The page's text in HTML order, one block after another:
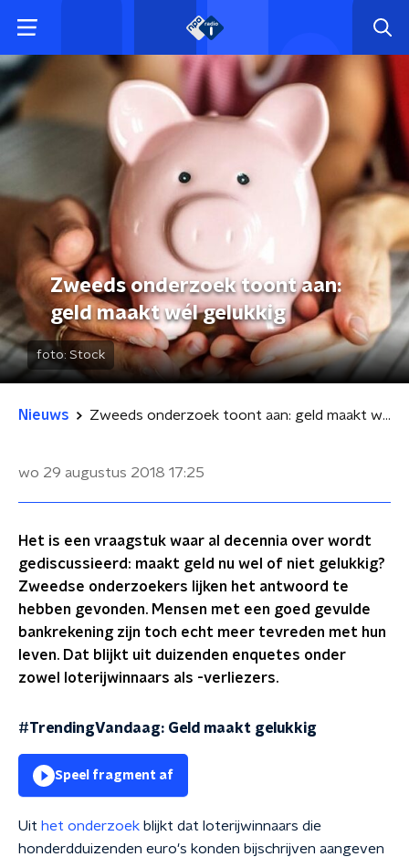
Zweeds onderzoek toont aan:
geld maakt wél gelukkig
foto: Stock
Nieuws Zweeds onderzoek toont aan: geld maakt wél gelukkig
wo 29 augustus 2018 17:25
Het is een vraagstuk waar al decennia over wordt
gediscussieerd: maakt geld nu wel of niet gelukkig?
Zweedse onderzoekers lijken het antwoord te
hebben gevonden. Mensen met een goed gevulde
bankrekening zijn toch echt meer tevreden met hun
leven. Dat blijkt uit duizenden enquetes onder
zowel loterijwinnaars als -verliezers.
#TrendingVandaag: Geld maakt gelukkig
Speel fragment af
Uit het onderzoek blijkt dat loterijwinnaars die
honderdduizenden euro's konden bijschrijven aangeven